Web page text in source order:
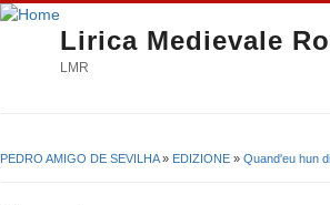
Lirica Medievale
LMR
PEDRO AMIGO DE SEVILHA» EDIZIONE » Quand'eu hun